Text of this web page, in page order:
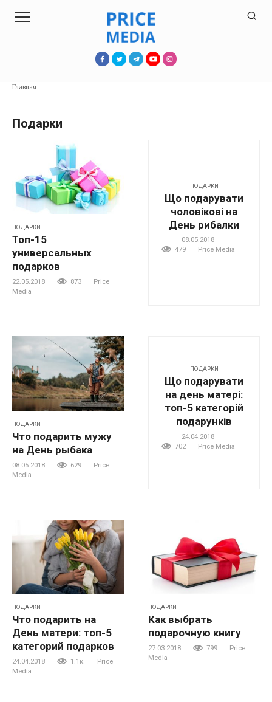
Главная
Подарки
ПОДАРКИ
Топ-15
универсальных
подарков
22.05.2018 873
Price
Media
ПОДАРКИ
Що подарувати
чоловікові на
День рибалки
08.05.2018
479
Price Media
ПОДАРКИ
Что подарить мужу
на День рыбака
08.05.2018 629
Price
Media
ПОДАРКИ
Що подарувати
на день матері:
топ-5 категорій
подарунків
24.04.2018
702
Price Media
ПОДАРКИ
Что подарить на
День матери: топ-5
категорий подарков
24.04.2018 1.1к.
Price
Media
ПОДАРКИ
Как выбрать
подарочную книгу
27.03.2018 799
Price
Media